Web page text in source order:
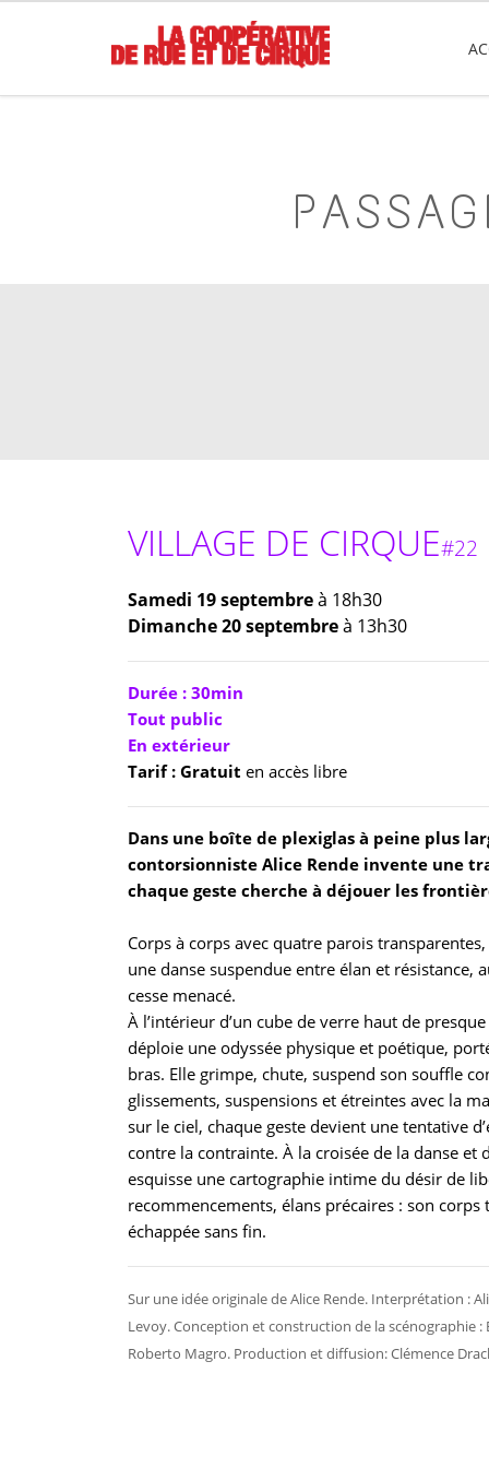
VILLAGE DE CIRQUE#22
Samedi 19 septembreà 18h30
Dimanche 20 septembreà 13h30
Durée : 30min
Tout public
En extérieur
Tarif : Gratuit en accès libre
Dans une boîte de plexiglas à peine plus
contorsionniste Alice Rende invente une
chaque geste cherche à déjouer les
Corps à corps avec quatre parois
une danse suspendue entre élan et résistance,
cesse menacé.
À l’intérieur d’un cube de verre haut de
déploie une odyssée physique et poétique,
bras. Elle grimpe, chute, suspend son souffle
glissements, suspensions et étreintes avec la
sur le ciel, chaque geste devient une tentative
contre la contrainte. À la croisée de la danse et
esquisse une cartographie intime du désir de
recommencements, élans précaires : son corps
échappée sans fin.
Sur une idée originale de Alice Rende. Interprétation :
Levoy. Conception et construction de la scénographie :
Roberto Magro. Production et diffusion: Clémence